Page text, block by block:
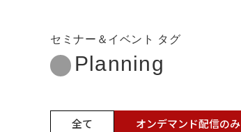
セミナー＆イベント タグ
Planning
全て オンデマンド配信のみ